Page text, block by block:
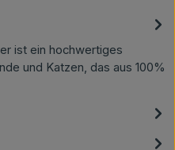
ist ein hochwertiges
und Katzen, das aus 100%